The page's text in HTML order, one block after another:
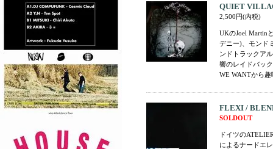
QUIET
2,500円(内税)
UKのJoel Martin
デニー)、モンド
ンドトラックア
響のレイドバッ
WE WANTから
FLEXI /
SOLDOUT
ドイツの
によるナードエ